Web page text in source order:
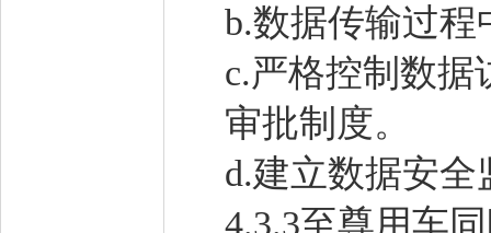
b.数据传输过
c.严格控制数据
审批制度。
d.建立数据安
4.3.3至尊用车